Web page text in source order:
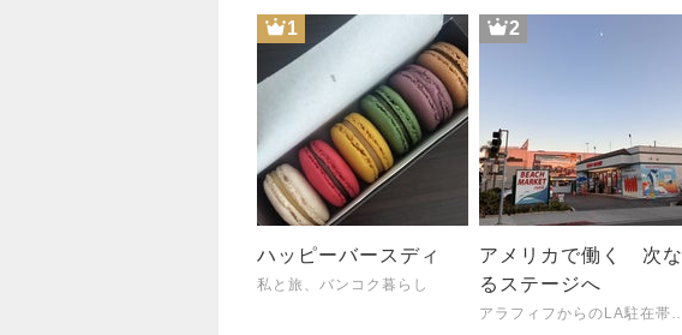
1
ハッピーバースディ
私と旅、バンコク暮らし
2
アメリカで働く 次な
るステージへ